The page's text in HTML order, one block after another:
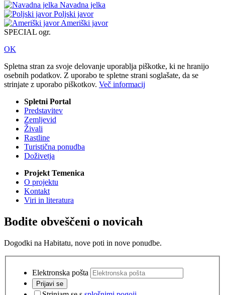
Navadna jelka
Poljski javor
Ameriški javor
SPECIAL ogr.
OK
Spletna stran za svoje delovanje uporablja piškotke, ki ne hranijo
osebnih podatkov. Z uporabo te spletne strani soglašate, da se
strinjate z uporabo piškotkov. Več informacij
Spletni Portal
Predstavitev
Zemljevid
Živali
Rastline
Turistična ponudba
Doživetja
Projekt Temenica
O projektu
Kontakt
Viri in literatura
Bodite obveščeni o novicah
Dogodki na Habitatu, nove poti in nove ponudbe.
Elektronska pošta
Prijavi se